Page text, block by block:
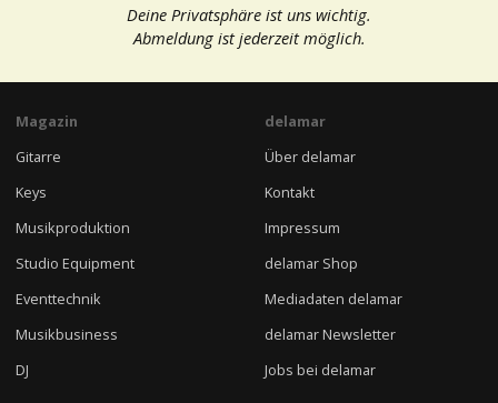
Deine Privatsphäre ist uns wichtig.
Abmeldung ist jederzeit möglich.
Magazin
Gitarre
Keys
Musikproduktion
Studio Equipment
Eventtechnik
Musikbusiness
DJ
delamar
Über delamar
Kontakt
Impressum
delamar Shop
Mediadaten delamar
delamar Newsletter
Jobs bei delamar